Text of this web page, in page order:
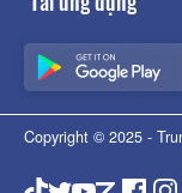
Copyright © 2025 -